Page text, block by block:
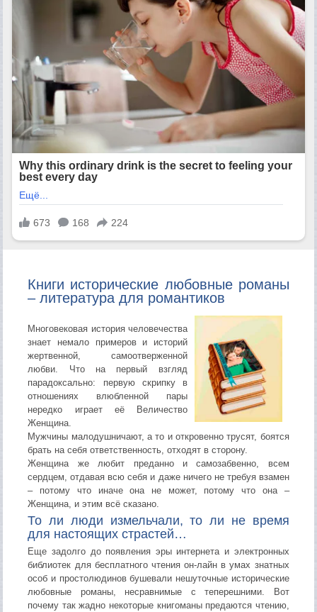
Книги исторические любовные романы
– литература для романтиков
Многовековая история человечества
знает немало примеров и историй
жертвенной, самоотверженной
любви. Что на первый взгляд
парадоксально: первую скрипку в
отношениях влюбленной пары
нередко играет её Величество
Женщина.
Мужчины малодушничают, а то и откровенно трусят, боятся
брать на себя ответственность, отходят в сторону.
Женщина же любит преданно и самозабвенно, всем
сердцем, отдавая всю себя и даже ничего не требуя взамен
– потому что иначе она не может, потому что она –
Женщина, и этим всё сказано.
То ли люди измельчали, то ли не время
для настоящих страстей…
Еще задолго до появления эры интернета и электронных
библиотек для бесплатного чтения он-лайн в умах знатных
особ и простолюдинов бушевали нешуточные исторические
любовные романы, несравнимые с теперешними. Вот
почему так жадно некоторые книгоманы предаются чтению,